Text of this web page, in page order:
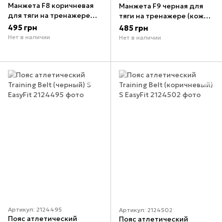
Манжета F8 коричневая
для тяги на тренажере
(кожа) EasyFit
495 грн
Нет в наличии
Манжета F9 черная для
тяги на тренажере (кожа)
EasyFit
485 грн
Нет в наличии
Артикул: 2124495
Пояс атлетический
Артикул: 2124502
Пояс атлетический